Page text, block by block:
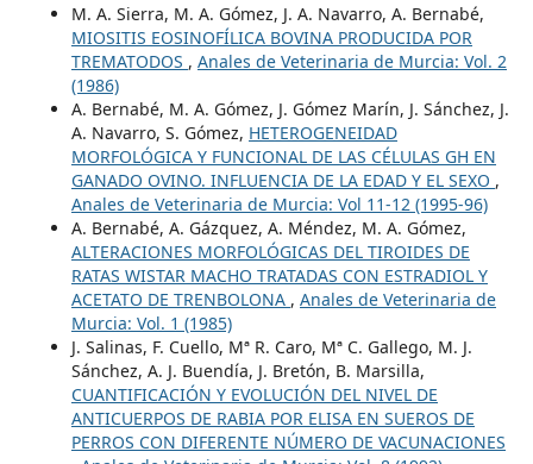
M. A. Sierra, M. A. Gómez, J. A. Navarro, A. Bernabé,
MIOSITIS EOSINOFÍLICA BOVINA PRODUCIDA POR
TREMATODOS , Anales de Veterinaria de Murcia: Vol. 2
(1986)
A. Bernabé, M. A. Gómez, J. Gómez Marín, J. Sánchez, J.
A. Navarro, S. Gómez, HETEROGENEIDAD
MORFOLÓGICA Y FUNCIONAL DE LAS CÉLULAS GH EN
GANADO OVINO. INFLUENCIA DE LA EDAD Y EL SEXO ,
Anales de Veterinaria de Murcia: Vol 11-12 (1995-96)
A. Bernabé, A. Gázquez, A. Méndez, M. A. Gómez,
ALTERACIONES MORFOLÓGICAS DEL TIROIDES DE
RATAS WISTAR MACHO TRATADAS CON ESTRADIOL Y
ACETATO DE TRENBOLONA , Anales de Veterinaria de
Murcia: Vol. 1 (1985)
J. Salinas, F. Cuello, Mª R. Caro, Mª C. Gallego, M. J.
Sánchez, A. J. Buendía, J. Bretón, B. Marsilla,
CUANTIFICACIÓN Y EVOLUCIÓN DEL NIVEL DE
ANTICUERPOS DE RABIA POR ELISA EN SUEROS DE
PERROS CON DIFERENTE NÚMERO DE VACUNACIONES